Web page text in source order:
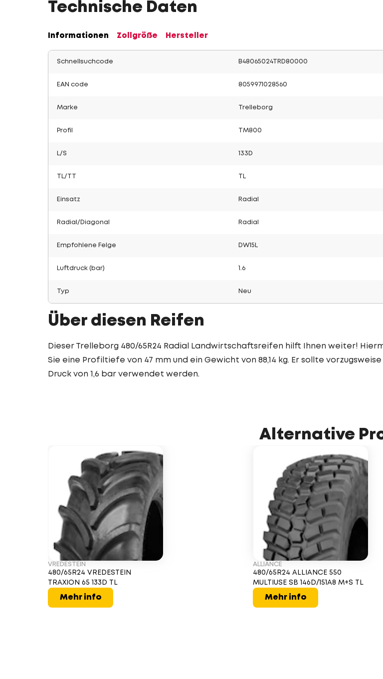
Technische Daten
Informationen Zollgröße Hersteller
Schnellsuchcode B48065024TRD80000
EAN code 8059971028560
Marke Trelleborg
Profil TM800
L/S 133D
TL/TT
Einsatz Radial
Radial/Diagonal Radial
Empfohlene Felge DW15L
Luftdruck (bar) 1.6
Typ Neu
Über diesen Reifen
Dieser Trelleborg 480/65R24 Radial Landwirtschaftsreifen hilft Ihnen weiter!
Sie eine Profiltiefe von 47 mm und ein Gewicht von 88,14 kg. Er sollte
Druck von 1,6 bar verwendet werden.
Alternative
VREDESTEIN
480/65R24 VREDESTEIN
TRAXION 65 133D TL
Mehr info
ALLIANCE
480/65R24 ALLIANCE 550
MULTIUSE SB 146D/151A8 M+S TL
Mehr info